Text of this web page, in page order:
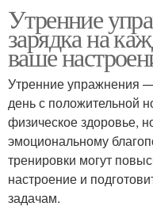
Утренние
зарядка на
ваше
Утренние упражнения
день с положительной
физическое здоровье,
эмоциональному
тренировки могут
настроение и
задачам.